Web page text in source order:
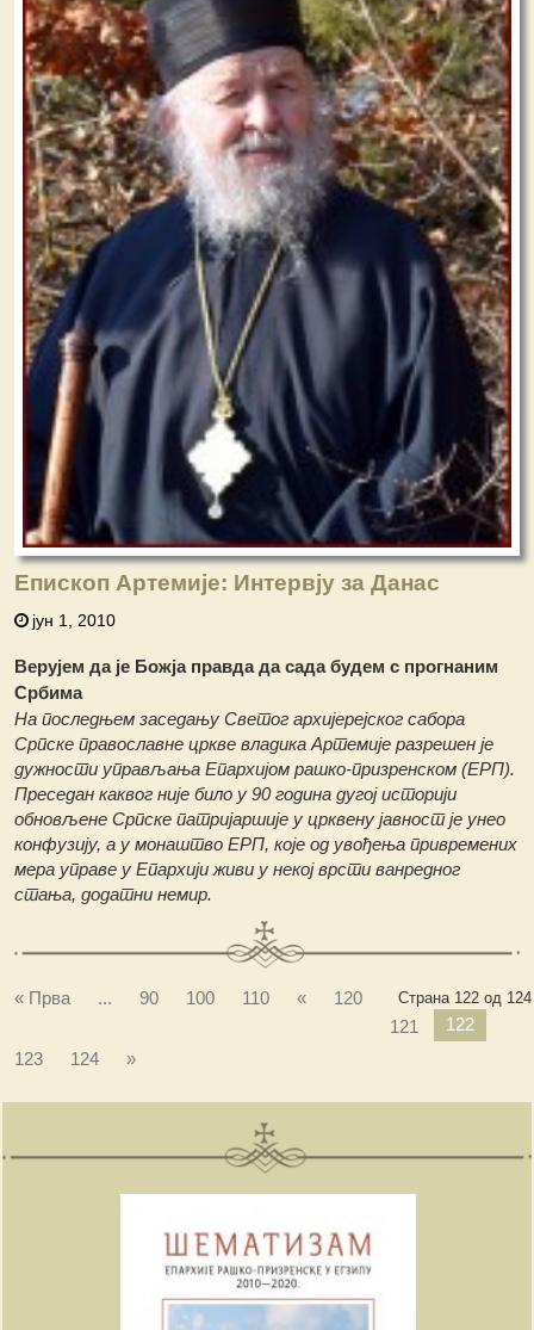
Епископ Артемије: Интервју за Данас
јун 1, 2010
Верујем да је Божја правда да сада будем с прогнаним
Србима
На последњем заседању Светог архијерејског сабора
Српске православне цркве владика Артемије разрешен је
дужности управљања Епархијом рашко-призренском (ЕРП).
Преседан каквог није било у 90 година дугој историји
обновљене Српске патријаршије у црквену јавност је унео
конфузију, а у монаштво ЕРП, које од увођења привремених
мера управе у Епархији живи у некој врсти ванредног
стања, додатни немир.
Страна 122 од 124
« Прва ... 90 100 110 «
120
121
122
123
124 »